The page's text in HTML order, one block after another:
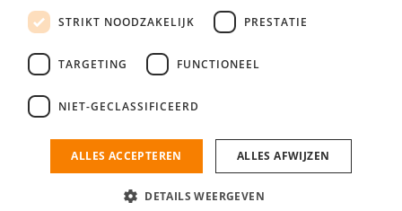
login gegevens onthouden
login
Bedrijf aanmelden
nieuwe collega/werknemer zo gevonden!
STRIKT NOODZAKELIJK PRESTATIE
TARGETING FUNCTIONEEL
NIET-GECLASSIFICEERD
ALLES ACCEPTEREN ALLES AFWIJZEN
DETAILS WEERGEVEN